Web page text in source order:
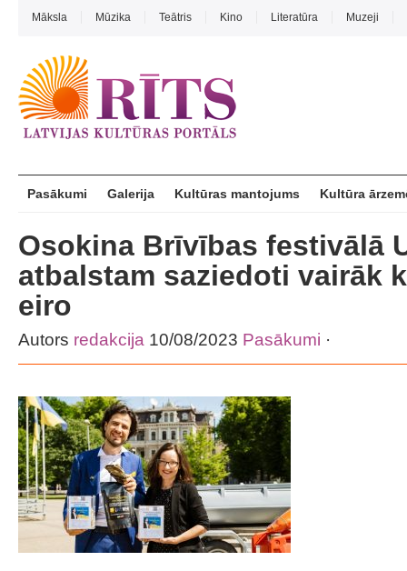
Māksla Mūzika Teātris Kino Literatūra Muzeji
Pasākumi Galerija Kultūras mantojums Kultūra
Osokina Brīvības festivālā
atbalstam saziedoti vairāk
eiro
Autors redakcija 10/08/2023 Pasākumi ·